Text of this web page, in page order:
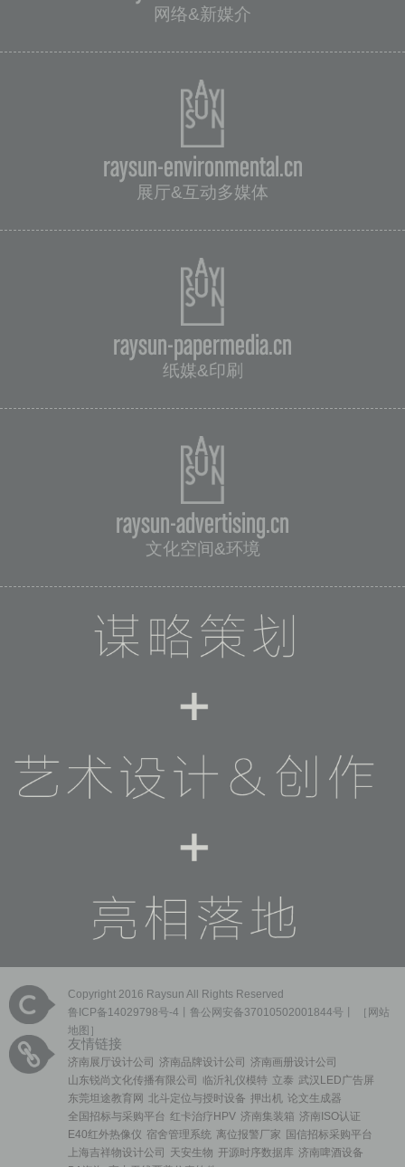
网络&新媒介
raysun-environmental.cn
展厅&互动多媒体
raysun-papermedia.cn
纸媒&印刷
raysun-advertising.cn
文化空间&环境
Copyright 2016 Raysun All Rights Reserved
鲁ICP备14029798号-4 丨鲁公网安备37010502001844号丨 ［ 网站
地图 ］
友情链接
济南展厅设计公司 济南品牌设计公司 济南画册设计公司
山东锐尚文化传播有限公司 临沂礼仪模特 立泰 武汉LED广告屏
东莞坦途教育网 北斗定位与授时设备 押出机 论文生成器
全国招标与采购平台 红卡治疗HPV 济南集装箱 济南ISO认证
E40红外热像仪 宿舍管理系统 离位报警厂家 国信招标采购平台
上海吉祥物设计公司 天安生物 开源时序数据库 济南啤酒设备